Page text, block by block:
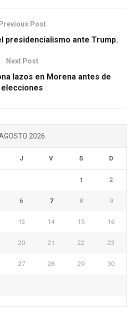
Previous Post
presidencialismo ante Trump.
Next Post
lazos en Morena antes de
elecciones
2026
J V S D
1 2
6 7 8 9
13 14 15 16
20 21 22 23
27 28 29 30